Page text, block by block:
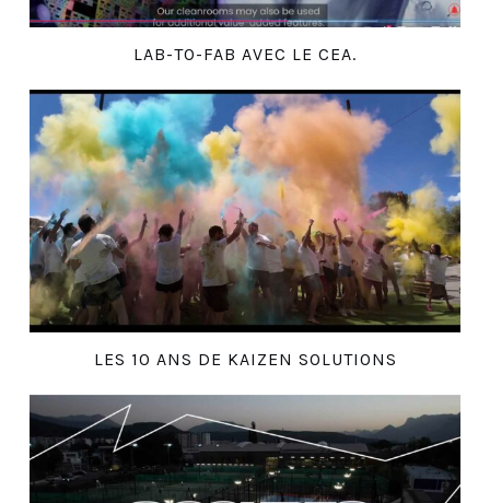
LAB-TO-FAB AVEC LE CEA.
LES 10 ANS DE KAIZEN SOLUTIONS